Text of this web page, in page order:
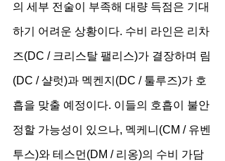
의 세부 전술이 부족해 대량 득점은 기대
하기 어려운 상황이다. 수비 라인은 리차
즈(DC / 크리스탈 팰리스)가 결장하며 림
(DC / 샬럿)과 멕켄지(DC / 툴루즈)가 호
흡을 맞출 예정이다. 이들의 호흡이 불안
정할 가능성이 있으나, 멕케니(CM / 유벤
투스)와 테스먼(DM / 리옹)의 수비 가담